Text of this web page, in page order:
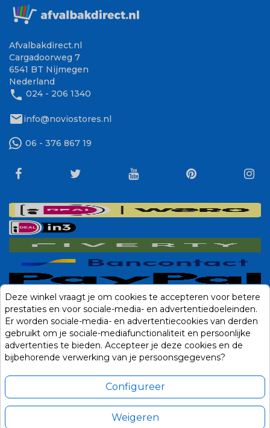
Afvalbakdirect.nl
Cargadoorweg 7
6541 BT Nijmegen
Nederland
phone 024 - 206 1340
mailinfo@noviostores.nl
06 - 376 867 19
Deze winkel vraagt je om cookies te accepteren voor betere
prestaties en voor sociale-media- en advertentiedoeleinden.
Er worden sociale-media- en advertentiecookies van derden
gebruikt om je sociale-mediafunctionaliteit en persoonlijke
advertenties te bieden. Accepteer je deze cookies en de
bijbehorende verwerking van je persoonsgegevens?
Configureer
Weigeren